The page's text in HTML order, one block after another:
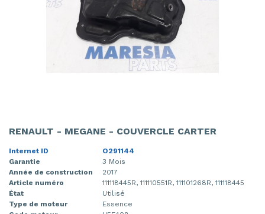
RENAULT - MEGANE - COUVERCLE CARTER
Internet ID
O291144
Garantie
3 Mois
Année de construction
2017
Article numéro
111118445R, 111110551R, 111101268R, 111118445
État
Utilisé
Type de moteur
Essence